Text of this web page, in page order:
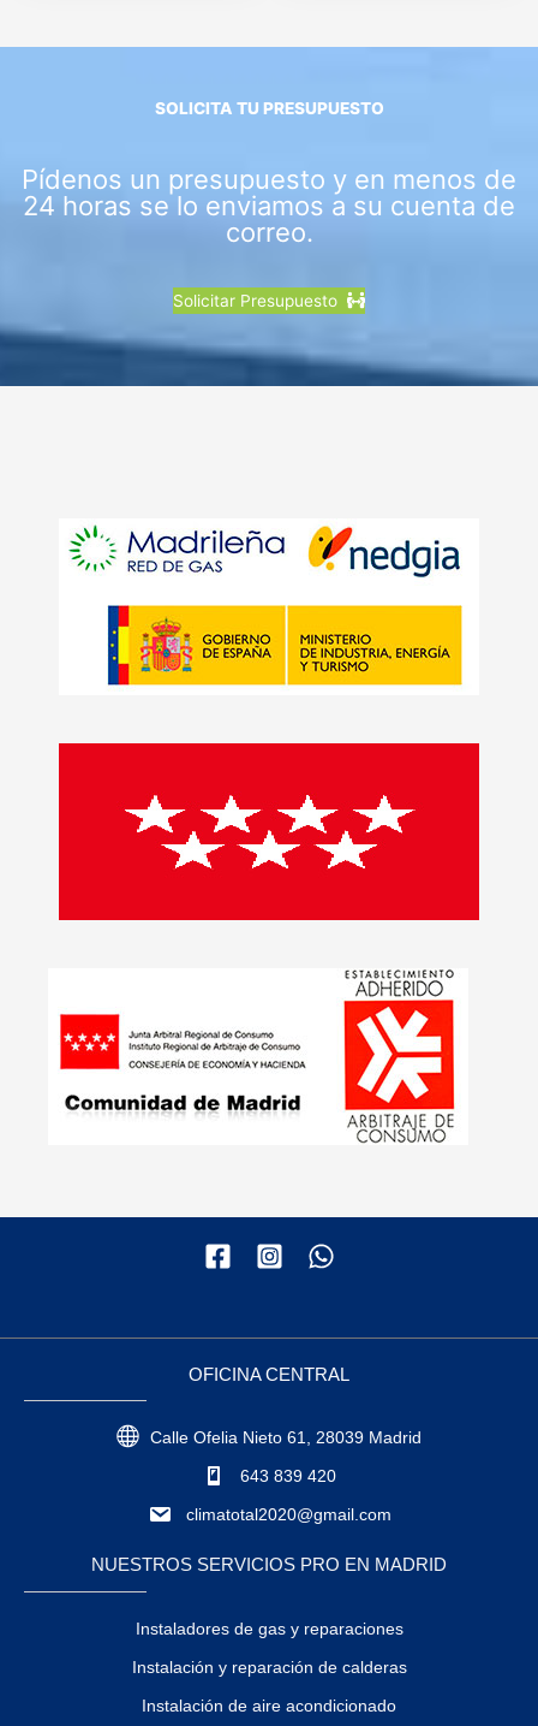
SOLICITA TU PRESUPUESTO
Pídenos un presupuesto y en menos de
24 horas se lo enviamos a su cuenta de
correo.
Solicitar Presupuesto
OFICINA CENTRAL
Calle Ofelia Nieto 61, 28039 Madrid
643 839 420
climatotal2020@gmail.com
NUESTROS SERVICIOS PRO EN MADRID
Instaladores de gas y reparaciones
Instalación y reparación de calderas
Instalación de aire acondicionado